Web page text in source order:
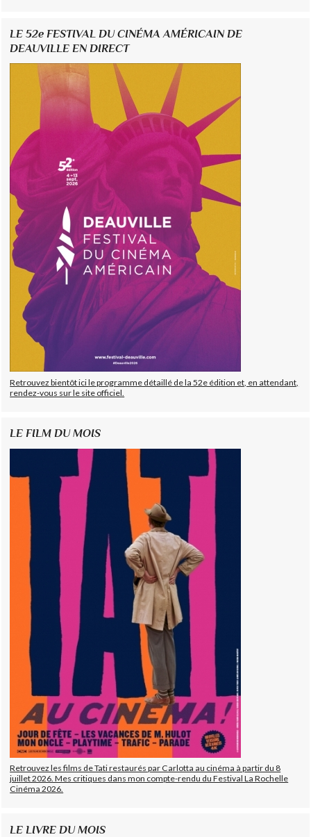
LE 52e FESTIVAL DU CINÉMA AMÉRICAIN DE
DEAUVILLE EN DIRECT
Retrouvez bientôt ici le programme détaillé de la 52e édition et, en attendant,
rendez-vous sur le site officiel.
LE FILM DU MOIS
Retrouvez les films de Tati restaurés par Carlotta au cinéma à partir du 8
juillet 2026. Mes critiques dans mon compte-rendu du Festival La Rochelle
Cinéma 2026.
LE LIVRE DU MOIS